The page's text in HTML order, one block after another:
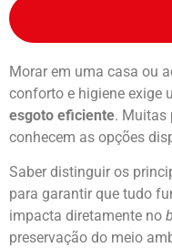
Morar em uma casa ou
conforto e higiene exige
esgoto eficiente. Muitas
conhecem as opções
Saber distinguir os
para garantir que tudo
impacta diretamente no
preservação do meio